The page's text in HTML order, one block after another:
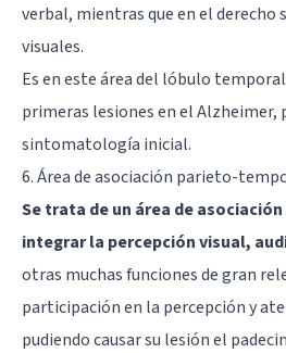
verbal, mientras que en el derecho
visuales.
Es en este área del lóbulo
primeras lesiones en el Alzheimer,
sintomatología inicial.
6. Área de asociación parieto-
Se trata de un área de
integrar la percepción visual,
otras muchas funciones de gran
participación en la percepción y
pudiendo causar su lesión el